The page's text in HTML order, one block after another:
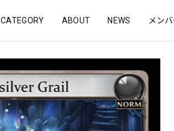
CATEGORY ABOUT NEWS メン